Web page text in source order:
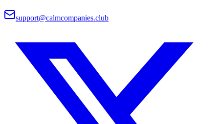
support@calmcompanies.club